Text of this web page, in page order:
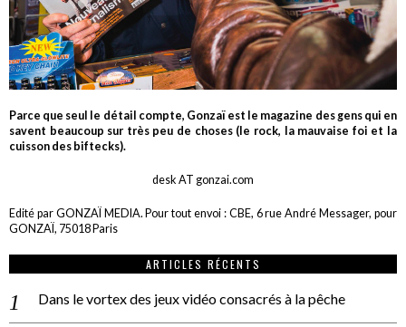
Parce que seul le détail compte, Gonzaï est le magazine des gens qui en
savent beaucoup sur très peu de choses (le rock, la mauvaise foi et la
cuisson des biftecks).
desk AT gonzai.com
Edité par GONZAÏ MEDIA. Pour tout envoi : CBE, 6 rue André Messager, pour
GONZAÏ, 75018 Paris
ARTICLES RÉCENTS
Dans le vortex des jeux vidéo consacrés à la pêche